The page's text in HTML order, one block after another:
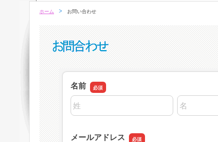
ホーム > お問い合わせ